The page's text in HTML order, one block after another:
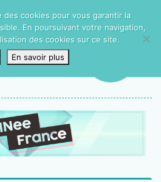
des cookies pour vous garantir la
En poursuivant votre navigation,
des cookies sur ce site.
En savoir plus